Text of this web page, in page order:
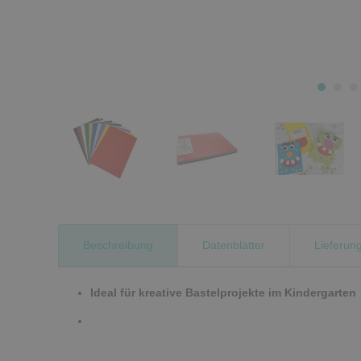
Beschreibung Datenblätter
Ideal für kreative Bastelprojekte im Kindergarten